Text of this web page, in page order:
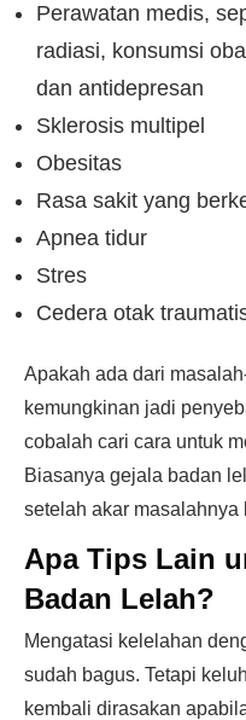
Perawatan medis,
radiasi, konsumsi
dan antidepresan
Sklerosis multipel
Obesitas
Rasa sakit yang
Apnea tidur
Stres
Cedera otak
Apakah ada dari
kemungkinan jadi
cobalah cari cara untuk
Biasanya gejala badan
setelah akar masalahnya
Apa Tips Lain
Badan Lelah?
Mengatasi kelelahan
sudah bagus. Tetapi
kembali dirasakan